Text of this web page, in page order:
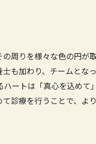
周りを様々な色の円が
も加わり、チームとな
ートは「真心を込め
診療を行うことで、よ